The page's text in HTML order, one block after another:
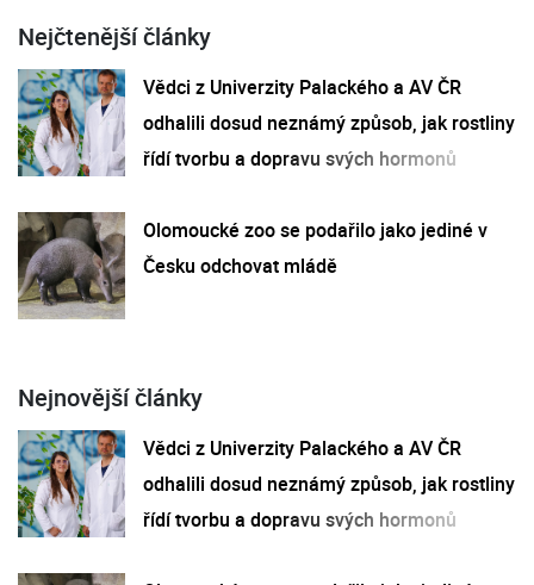
Nejčtenější články
Vědci z Univerzity Palackého a AV ČR
odhalili dosud neznámý způsob, jak rostliny
řídí tvorbu a dopravu svých hormonů
Olomoucké zoo se podařilo jako jediné v
Česku odchovat mládě
Nejnovější články
Vědci z Univerzity Palackého a AV ČR
odhalili dosud neznámý způsob, jak rostliny
řídí tvorbu a dopravu svých hormonů